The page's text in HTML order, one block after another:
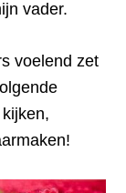
vader.
voelend zet